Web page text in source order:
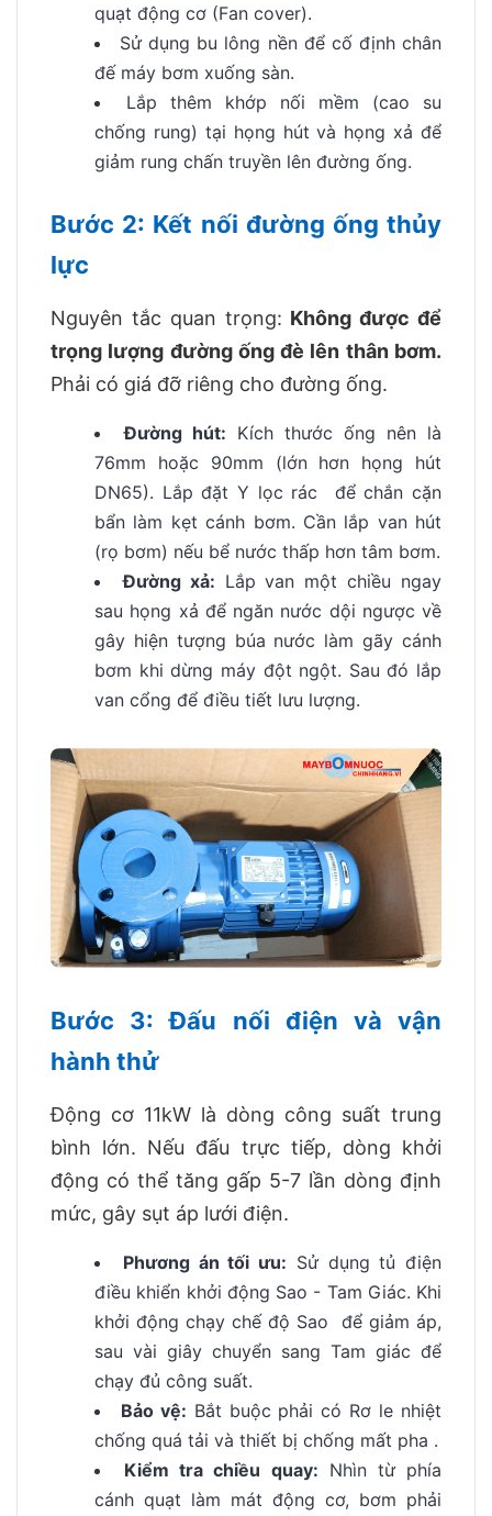
quạt động cơ (Fan cover).
Sử dụng bu lông nền để cố định chân
đế máy bơm xuống sàn.
Lắp thêm khớp nối mềm (cao su
chống rung) tại họng hút và họng xả để
giảm rung chấn truyền lên đường ống.
Bước 2: Kết nối đường ống thủy
lực
Nguyên tắc quan trọng: Không được để
trọng lượng đường ống đè lên thân bơm.
Phải có giá đỡ riêng cho đường ống.
Đường hút: Kích thước ống nên là
76mm hoặc 90mm (lớn hơn họng hút
DN65). Lắp đặt Y lọc rác để chắn cặn
bẩn làm kẹt cánh bơm. Cần lắp van hút
(rọ bơm) nếu bể nước thấp hơn tâm bơm.
Đường xả: Lắp van một chiều ngay
sau họng xả để ngăn nước dội ngược về
gây hiện tượng búa nước làm gãy cánh
bơm khi dừng máy đột ngột. Sau đó lắp
van cổng để điều tiết lưu lượng.
Bước 3: Đấu nối điện và vận
hành thử
Động cơ 11kW là dòng công suất trung
bình lớn. Nếu đấu trực tiếp, dòng khởi
động có thể tăng gấp 5-7 lần dòng định
mức, gây sụt áp lưới điện.
Phương án tối ưu: Sử dụng tủ điện
điều khiển khởi động Sao - Tam Giác. Khi
khởi động chạy chế độ Sao để giảm áp,
sau vài giây chuyển sang Tam giác để
chạy đủ công suất.
Bảo vệ: Bắt buộc phải có Rơ le nhiệt
chống quá tải và thiết bị chống mất pha .
Kiểm tra chiều quay: Nhìn từ phía
cánh quạt làm mát động cơ, bơm phải